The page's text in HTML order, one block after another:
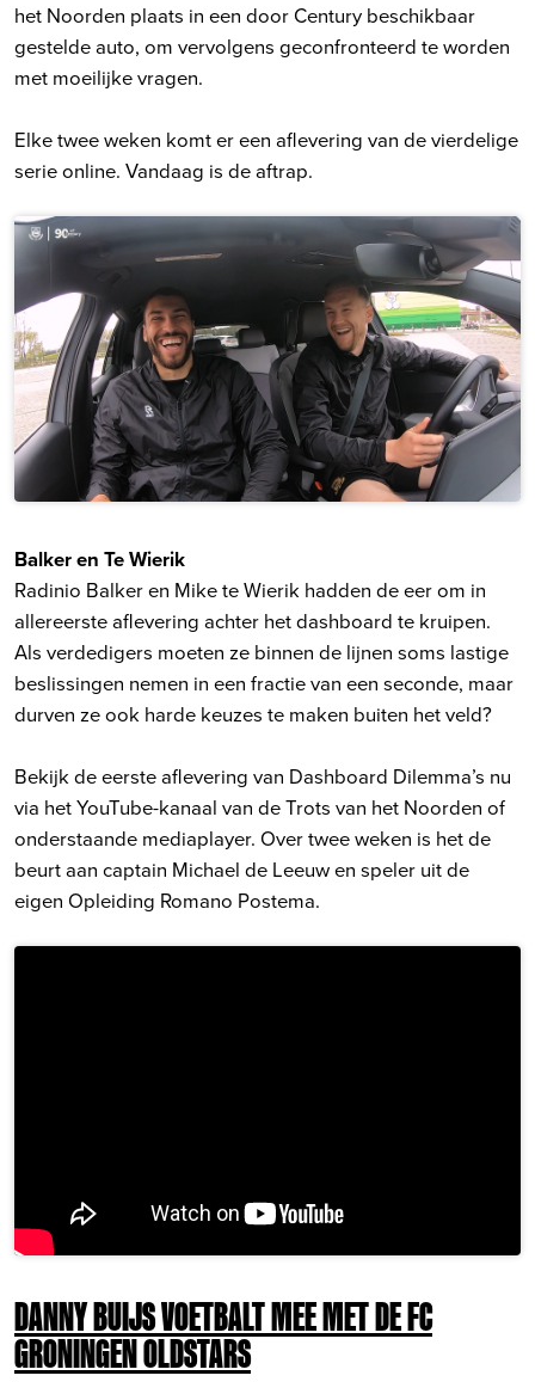
het Noorden plaats in een door Century beschikbaar
gestelde auto, om vervolgens geconfronteerd te worden
met moeilijke vragen.
Elke twee weken komt er een aflevering van de vierdelige
serie online. Vandaag is de aftrap.
Balker en Te Wierik
Radinio Balker en Mike te Wierik hadden de eer om in
allereerste aflevering achter het dashboard te kruipen.
Als verdedigers moeten ze binnen de lijnen soms lastige
beslissingen nemen in een fractie van een seconde, maar
durven ze ook harde keuzes te maken buiten het veld?
Bekijk de eerste aflevering van Dashboard Dilemma’s nu
via het YouTube-kanaal van de Trots van het Noorden of
onderstaande mediaplayer. Over twee weken is het de
beurt aan captain Michael de Leeuw en speler uit de
eigen Opleiding Romano Postema.
DANNY BUIJS VOETBALT MEE MET DE FC
GRONINGEN OLDSTARS